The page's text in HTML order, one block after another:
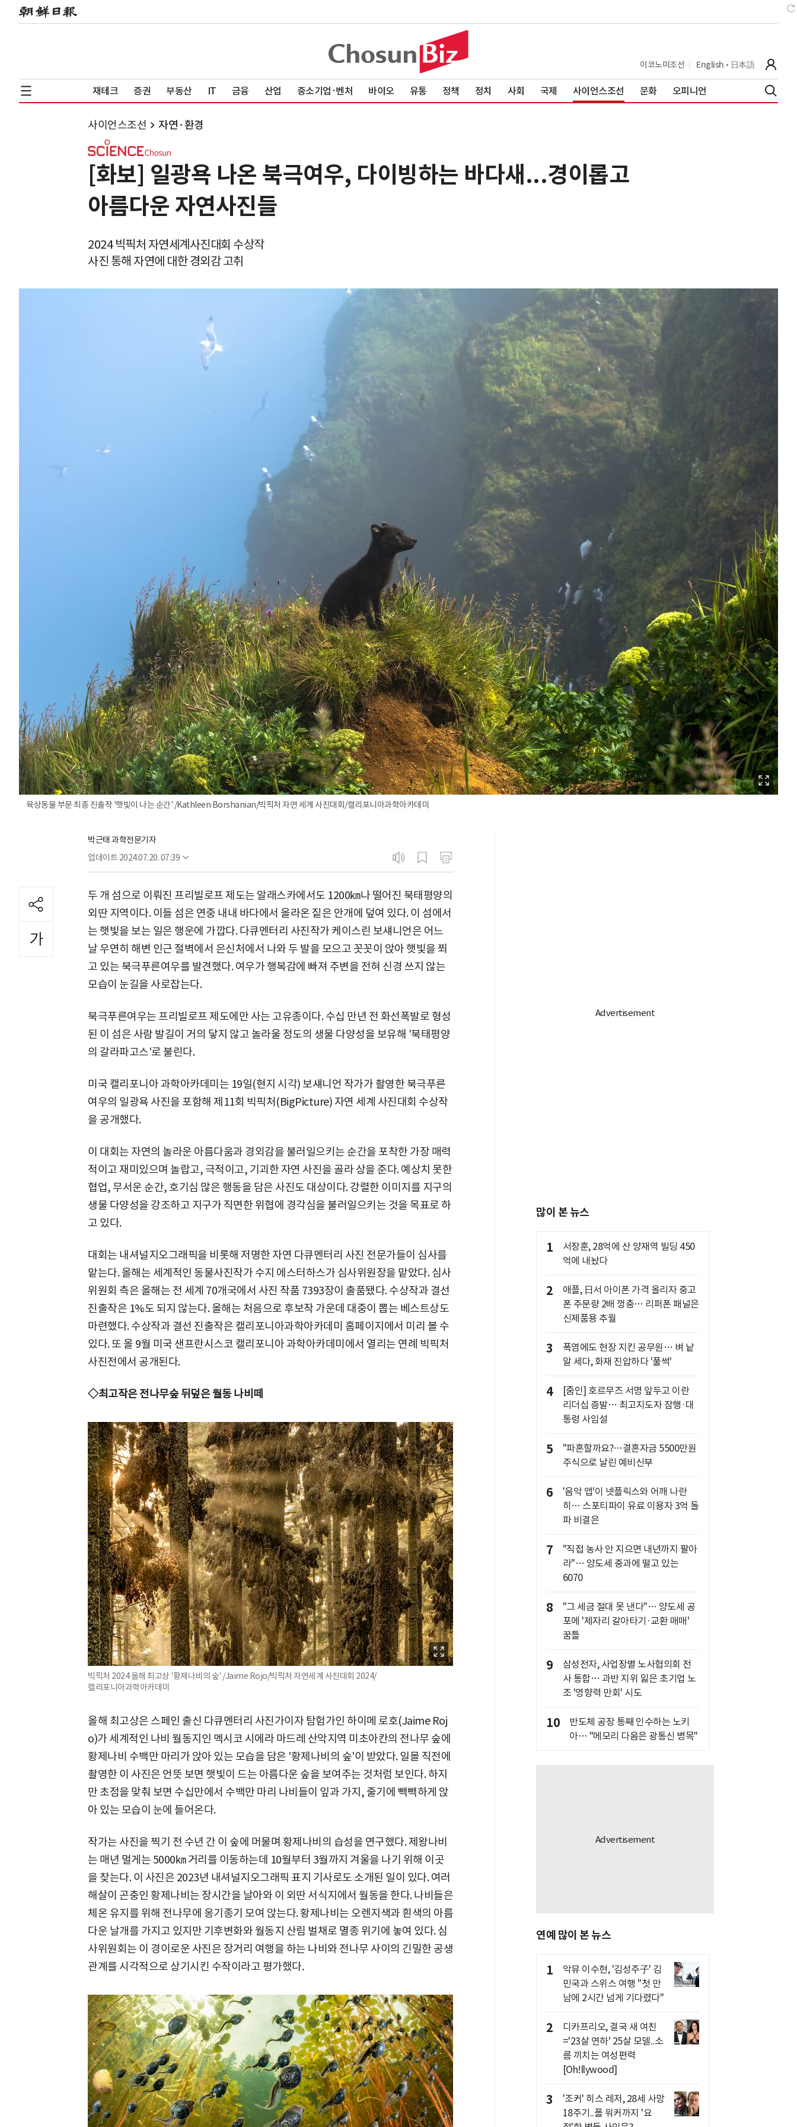
이코노미조선 English 日本語
재테크 증권 부동산 IT 금융 산업 중소기업·벤처 바이오 유통 정책 정치 사회 국제 사이언스조선 문화 오피니언
사이언스조선 자연·환경
[화보] 일광욕 나온 북극여우, 다이빙하는 바다새...경이롭고
아름다운 자연사진들
2024 빅픽처 자연세계사진대회 수상작
사진 통해 자연에 대한 경외감 고취
육상동물 부문 최종 진출작 '햇빛이 나는 순간' /Kathleen Borshanian/빅픽처 자연 세계 사진대회/캘리포니아과학아카데미
박근태 과학전문기자
업데이트 2024.07.20. 07:39
두 개 섬으로 이뤄진 프리빌로프 제도는 알래스카에서도 1200㎞나 떨어진 북태평양의
외딴 지역이다. 이들 섬은 연중 내내 바다에서 올라온 짙은 안개에 덮여 있다. 이 섬에서
는 햇빛을 보는 일은 행운에 가깝다. 다큐멘터리 사진작가 케이스린 보섀니언은 어느
날 우연히 해변 인근 절벽에서 은신처에서 나와 두 발을 모으고 꼿꼿이 앉아 햇빛을 쬐
고 있는 북극푸른여우를 발견했다. 여우가 행복감에 빠져 주변을 전혀 신경 쓰지 않는
모습이 눈길을 사로잡는다.
북극푸른여우는 프리빌로프 제도에만 사는 고유종이다. 수십 만년 전 화선폭발로 형성
된 이 섬은 사람 발길이 거의 닿지 않고 놀라울 정도의 생물 다양성을 보유해 '북태평양
의 갈라파고스'로 불린다.
미국 캘리포니아 과학아카데미는 19일(현지 시각) 보섀니언 작가가 촬영한 북극푸른
여우의 일광욕 사진을 포함해 제11회 빅픽처(BigPicture) 자연 세계 사진대회 수상작
을 공개했다.
이 대회는 자연의 놀라운 아름다움과 경외감을 불러일으키는 순간을 포착한 가장 매력
적이고 재미있으며 놀랍고, 극적이고, 기괴한 자연 사진을 골라 상을 준다. 예상치 못한
협업, 무서운 순간, 호기심 많은 행동을 담은 사진도 대상이다. 강렬한 이미지를 지구의
생물 다양성을 강조하고 지구가 직면한 위협에 경각심을 불러일으키는 것을 목표로 하
고 있다.
대회는 내셔널지오그래픽을 비롯해 저명한 자연 다큐멘터리 사진 전문가들이 심사를
맡는다. 올해는 세계적인 동물사진작가 수지 에스터하스가 심사위원장을 맡았다. 심사
위원회 측은 올해는 전 세계 70개국에서 사진 작품 7393장이 출품됐다. 수상작과 결선
진출작은 1%도 되지 않는다. 올해는 처음으로 후보작 가운데 대중이 뽑는 베스트상도
마련했다. 수상작과 결선 진출작은 캘리포니아과학아카데미 홈페이지에서 미리 볼 수
있다. 또 올 9월 미국 샌프란시스코 캘리포니아 과학아카데미에서 열리는 연례 빅픽처
사진전에서 공개된다.
◇최고작은 전나무숲 뒤덮은 월동 나비떼
빅픽처 2024 올해 최고상 '황제나비의 숲' /Jaime Rojo/빅픽처 자연세계 사진대회 2024/
캘리포니아과학아카데미
올해 최고상은 스페인 출신 다큐멘터리 사진가이자 탐험가인 하이메 로호(Jaime Roj
o)가 세계적인 나비 월동지인 멕시코 시에라 마드레 산악지역 미초아칸의 전나무 숲에
황제나비 수백만 마리가 앉아 있는 모습을 담은 '황제나비의 숲'이 받았다. 일몰 직전에
촬영한 이 사진은 언뜻 보면 햇빛이 드는 아름다운 숲을 보여주는 것처럼 보인다. 하지
만 초점을 맞춰 보면 수십만에서 수백만 마리 나비들이 잎과 가지, 줄기에 빽빽하게 앉
아 있는 모습이 눈에 들어온다.
작가는 사진을 찍기 전 수년 간 이 숲에 머물며 황제나비의 습성을 연구했다. 제왕나비
는 매년 멀게는 5000㎞ 거리를 이동하는데 10월부터 3월까지 겨울을 나기 위해 이곳
을 찾는다. 이 사진은 2023년 내셔널지오그래픽 표지 기사로도 소개된 일이 있다. 여러
해살이 곤충인 황제나비는 장시간을 날아와 이 외딴 서식지에서 월동을 한다. 나비들은
체온 유지를 위해 전나무에 옹기종기 모여 앉는다. 황제나비는 오렌지색과 흰색의 아름
다운 날개를 가지고 있지만 기후변화와 월동지 산림 벌채로 멸종 위기에 놓여 있다. 심
사위원회는 이 경이로운 사진은 장거리 여행을 하는 나비와 전나무 사이의 긴밀한 공생
관계를 시각적으로 상기시킨 수작이라고 평가했다.
많이 본 뉴스
1
서장훈, 28억에 산 양재역 빌딩 450
억에 내놨다
2
애플, 日서 아이폰 가격 올리자 중고
폰 주문량 2배 껑충… 리퍼폰 패널은
신제품용 추월
3
폭염에도 현장 지킨 공무원… 벼 낱
알 세다, 화재 진압하다 '풀썩'
4
[줌인] 호르무즈 서명 앞두고 이란
리더십 증발… 최고지도자 잠행·대
통령 사임설
5
"파혼할까요?…결혼자금 5500만원
주식으로 날린 예비신부
6
'음악 앱'이 넷플릭스와 어깨 나란
히… 스포티파이 유료 이용자 3억 돌
파 비결은
7
"직접 농사 안 지으면 내년까지 팔아
라"… 양도세 중과에 떨고 있는
6070
8
"그 세금 절대 못 낸다"… 양도세 공
포에 '제자리 갈아타기·교환 매매'
꿈틀
9
삼성전자, 사업장별 노사협의회 전
사 통합… 과반 지위 잃은 초기업 노
조 '영향력 만회' 시도
10
반도체 공장 통째 인수하는 노키
아… "메모리 다음은 광통신 병목"
연예 많이 본 뉴스
1
악뮤 이수현, '김성주子' 김
민국과 스위스 여행 "첫 만
남에 2시간 넘게 기다렸다"
2
디카프리오, 결국 새 여친
='23살 연하' 25살 모델..소
름 끼치는 여성편력
[Oh!llywood]
3
'조커' 히스 레저, 28세 사망
18주기..폴 워커까지 '요